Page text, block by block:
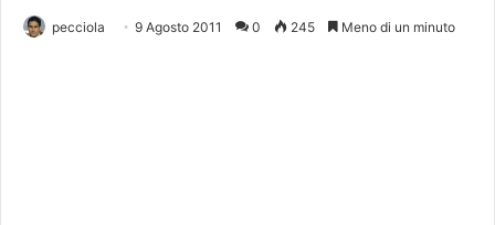
pecciola 9 Agosto 2011 0 245 Meno di un minuto